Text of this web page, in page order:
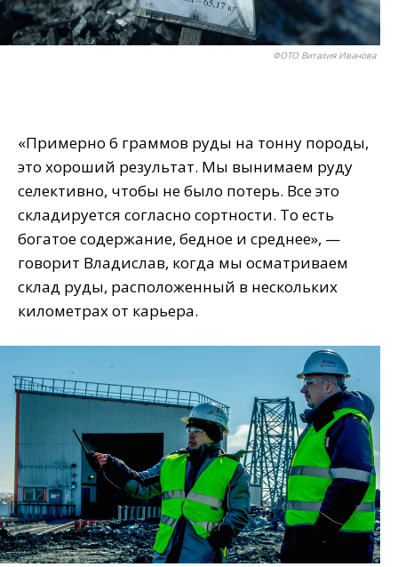
ФОТО Виталия Иванова
«Примерно 6 граммов руды на тонну породы,
это хороший результат. Мы вынимаем руду
селективно, чтобы не было потерь. Все это
складируется согласно сортности. То есть
богатое содержание, бедное и среднее», —
говорит Владислав, когда мы осматриваем
склад руды, расположенный в нескольких
километрах от карьера.